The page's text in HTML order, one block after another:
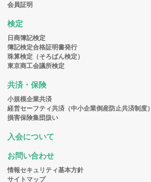
会員証明
検定
日商簿記検定
簿記検定合格証明書発行
珠算検定（そろばん検定）
東京商工会議所検定
共済・保険
小規模企業共済
経営セーフティ共済（中小企業倒産防止共済制度）
損害保険集団扱い
入会について
お問い合わせ
情報セキュリティ基本方針
サイトマップ